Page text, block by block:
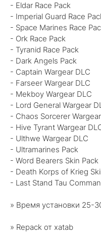
- Eldar Race Pack
- Imperial Guard Race
- Space Marines Race
- Ork Race Pack
- Tyranid Race Pack
- Dark Angels Pack
- Captain Wargear DLC
- Farseer Wargear DLC
- Mekboy Wargear DLC
- Lord General Wargear
- Chaos Sorcerer
- Hive Tyrant Wargear
- Ulthwe Wargear DLC
- Ultramarines Pack
- Word Bearers Skin Pack
- Death Korps of Krieg
- Last Stand Tau
» Время установки 25-
» Repack от xatab